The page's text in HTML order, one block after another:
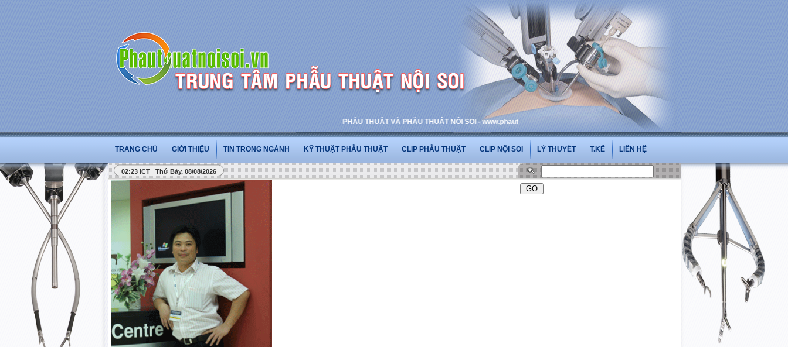
PHẪU THUẬT VÀ PHẪU THUẬT NỘI SOI - www.phauthuatnoisoi.vn
TRANG CHỦ GIỚI THIỆU TIN TRONG NGÀNH KỸ THUẬT PHẪU THUẬT CLIP PHẪU THUẬT CLIP NỘI SOI LÝ THUYẾT T.KÊ LIÊN HỆ
02:23 ICT Thứ Bảy, 08/08/2026